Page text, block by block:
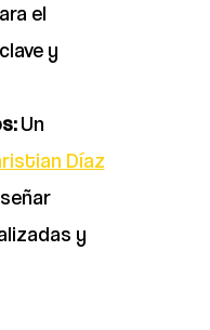
el
y
Un
Díaz
y